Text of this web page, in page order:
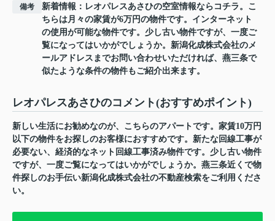
備考
新着情報：レオパレスあさひの空室情報ならコチラ。こ
ちらは月々の家賃が6万円の物件です。インターネット
の使用が可能な物件です。少し古い物件ですが、一度ご
覧になってはいかがでしょうか。新潟化成株式会社のメ
ールアドレスまでお問い合わせいただければ、燕三条で
似たような条件の物件もご紹介出来ます。
レオパレスあさひのコメント(おすすめポイント)
新しい生活にお勧めなのが、こちらのアパートです。家賃10万円
以下の物件をお探しのお客様におすすめです。新たな回線工事が
必要ない、経済的なネット回線工事済み物件です。少し古い物件
ですが、一度ご覧になってはいかがでしょうか。燕三条近くで物
件探しのお手伝い新潟化成株式会社の不動産検索をご利用くださ
い。